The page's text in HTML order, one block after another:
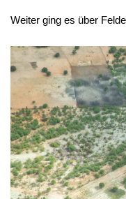
Weiter ging es über